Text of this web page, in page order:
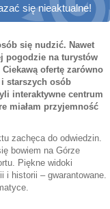
się nieaktualne!
się nudzić. Nawet
pogodzie na turystów
ofertę zarówno
starszych osób
interaktywne centrum
miałam przyjemność
zachęca do odwiedzin.
bowiem na Górze
Piękne widoki
i historii – gwarantowane.